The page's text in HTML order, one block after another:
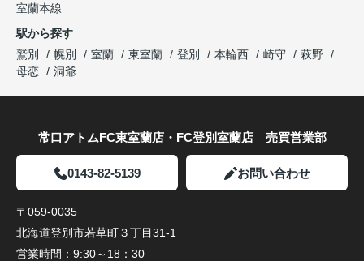
室蘭本線
駅から探す
鷲別
幌別 室蘭 東室蘭 登別 本輪西 崎守
萩野
母恋
洞爺
常口アトムFC東室蘭店・FC登別室蘭店 売買営業部
0143-82-5139 お問い合わせ
〒059-0035
北海道登別市若草町３丁目31-1
営業時間： 9:30～18：30